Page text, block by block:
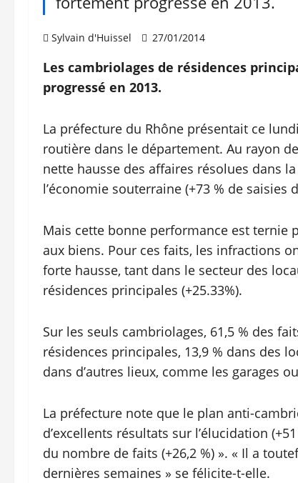
Sylvain d'Huissel 27/01/2014
Les cambriolages de résidences
progressé en 2013.
La préfecture du Rhône présentait ce
routière dans le département. Au rayon
nette hausse des affaires résolues dans
l’économie souterraine (+73 % de
Mais cette bonne performance est ternie
aux biens. Pour ces faits, les infractions
forte hausse, tant dans le secteur des
résidences principales (+25.33%).
Sur les seuls cambriolages, 61,5 % des
résidences principales, 13,9 % dans des
dans d’autres lieux, comme les garages
La préfecture note que le plan anti-
d’excellents résultats sur l’élucidation
du nombre de faits (+26,2 %) ». « Il a
dernières semaines » se félicite-t-elle.